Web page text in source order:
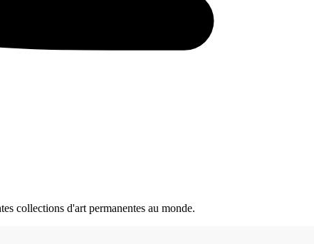
collections d'art permanentes au monde.